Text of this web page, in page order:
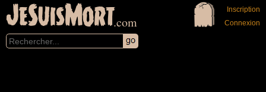
JeSuisMort.com
Inscription
Connexion